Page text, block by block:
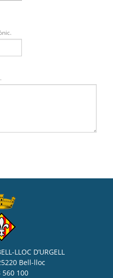
LLOC D’URGELL
Bell-lloc
560 100